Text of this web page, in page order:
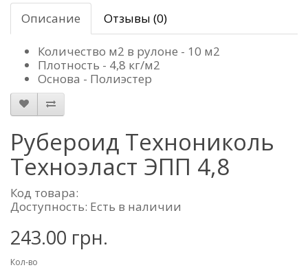
Описание Отзывы (0)
Количество м2 в рулоне - 10 м2
Плотность - 4,8 кг/м2
Основа - Полиэстер
Рубероид Технониколь
Техноэласт ЭПП 4,8
Код товара:
Доступность: Есть в наличии
243.00 грн.
Кол-во